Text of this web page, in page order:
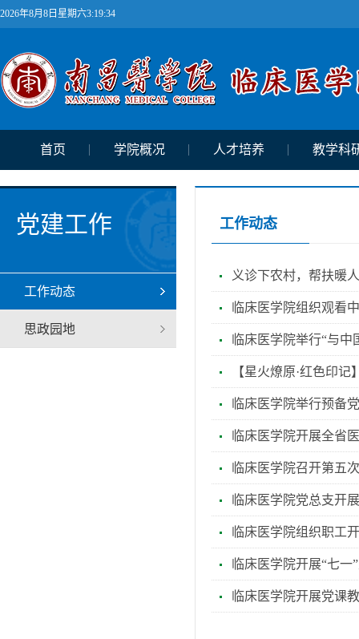
2026年8月8日星期六3:19:34
首页 学院概况 人才培养 教学科
党建工作
工作动态
思政园地
工作动态
义诊下农村，帮扶暖
临床医学院组织观看
临床医学院举行“与
【星火燎原·红色印
临床医学院举行预备
临床医学院开展全省
临床医学院召开第五
临床医学院党总支开
临床医学院组织职工
临床医学院开展“七一
临床医学院开展党课